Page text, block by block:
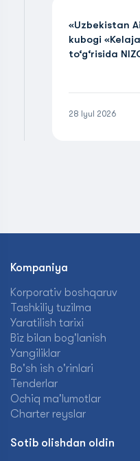
«Uzbekistan
kubogi
to‘g‘risida
28 Iyul 2026
Kompaniya
Korporativ boshqaruv
Tashkiliy tuzilma
Yaratilish tarixi
Biz bilan bog'lanish
Yangiliklar
Bo'sh ish o'rinlari
Tenderlar
Ochiq ma'lumotlar
Charter reyslar
Sotib olishdan oldin